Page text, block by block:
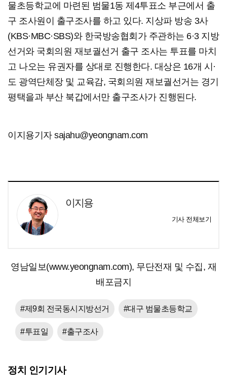
물초등학교에 마련된 범물1동 제4투표소 부근에서 출
구 조사원이 출구조사를 하고 있다. 지상파 방송 3사
(KBS·MBC·SBS)와 한국방송협회가 주관하는 6·3 지방
선거와 국회의원 재보궐선거 출구 조사는 투표를 마치
고 나오는 유권자를 상대로 진행한다. 대상은 16개 시·
도 광역단체장 및 교육감, 국회의원 재보궐선거는 경기
평택을과 부산 북갑에서만 출구조사가 진행된다.
이지용기자 sajahu@yeongnam.com
이지용
기사 전체보기
영남일보(www.yeongnam.com), 무단전재 및 수집, 재
배포금지
#제9회 전국동시지방선거 #대구 범물초등학교
#투표일 #출구조사
정치 인기기사